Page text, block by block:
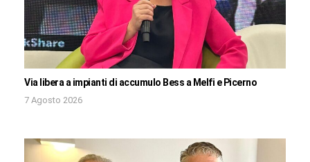
Via libera a impianti di accumulo Bess a Melfi e Picerno
7 Agosto 2026